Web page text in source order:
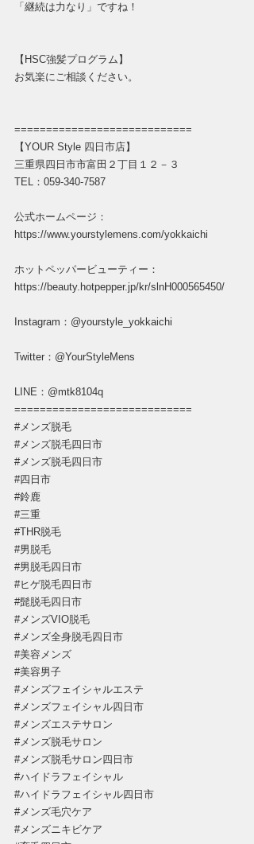
「継続は力なり」ですね！
【HSC強髪プログラム】
お気楽にご相談ください。
============================
【YOUR Style 四日市店】
三重県四日市市富田２丁目１２－３
TEL：059-340-7587
公式ホームページ：
https://www.yourstylemens.com/yokkaichi
ホットペッパービューティー：
https://beauty.hotpepper.jp/kr/slnH000565450/
Instagram：@yourstyle_yokkaichi
Twitter：@YourStyleMens
LINE：@mtk8104q
============================
#メンズ脱毛
#メンズ脱毛四日市
#メンズ脱毛四日市
#四日市
#鈴鹿
#三重
#THR脱毛
#男脱毛
#男脱毛四日市
#ヒゲ脱毛四日市
#髭脱毛四日市
#メンズVIO脱毛
#メンズ全身脱毛四日市
#美容メンズ
#美容男子
#メンズフェイシャルエステ
#メンズフェイシャル四日市
#メンズエステサロン
#メンズ脱毛サロン
#メンズ脱毛サロン四日市
#ハイドラフェイシャル
#ハイドラフェイシャル四日市
#メンズ毛穴ケア
#メンズニキビケア